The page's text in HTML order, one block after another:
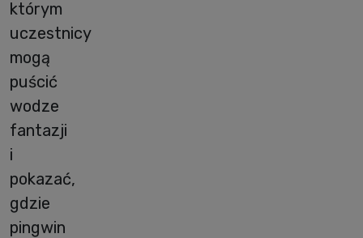
którym
uczestnicy
mogą
puścić
wodze
fantazji
i
pokazać,
gdzie
pingwin